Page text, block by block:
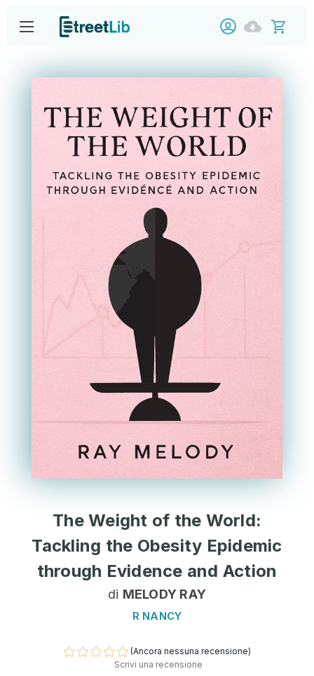
The Weight of the World:
Tackling the Obesity Epidemic
through Evidence and Action
di MELODY RAY
R NANCY
(Ancora nessuna recensione)
Scrivi una recensione